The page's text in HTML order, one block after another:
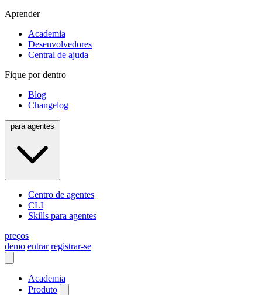
Aprender
Academia
Desenvolvedores
Central de ajuda
Fique por dentro
Blog
Changelog
Centro de agentes
CLI
Skills para agentes
preços
demo entrar registrar-se
Academia
Produto